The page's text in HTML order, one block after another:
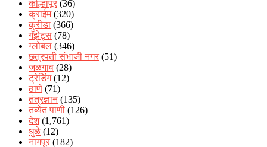
कोल्हापूर (36)
क्राईम(320)
क्रीडा (366)
गॅझेट्स (78)
ग्लोबल (346)
छत्रपती संभाजी नगर (51)
जळगाव (28)
ट्रेडिंग(12)
ठाणे (71)
तंत्रज्ञान(135)
तब्येत पाणी (126)
देश(1,761)
धुळे (12)
नागपूर (182)